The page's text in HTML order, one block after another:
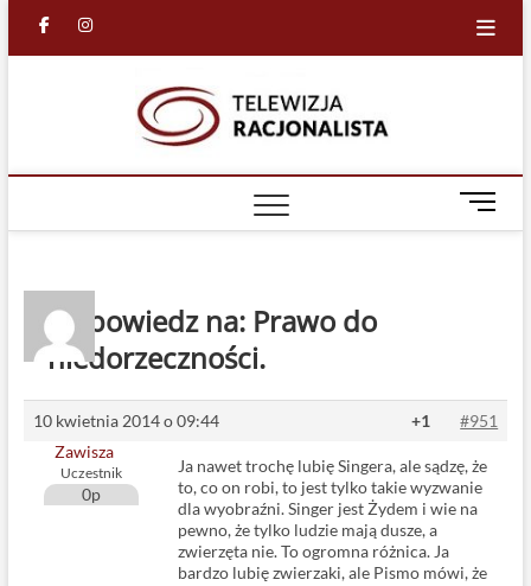
facebook
in
M
e
n
Odpowiedz na: Prawo do
niedorzeczności.
10 kwietnia 2014 o 09:44 #951
+1
Zawisza
Uczestnik
0p
Ja nawet trochę lubię Singera, ale sądzę, że
to, co on robi, to jest tylko takie wyzwanie
dla wyobraźni. Singer jest Żydem i wie na
pewno, że tylko ludzie mają dusze, a
zwierzęta nie. To ogromna różnica. Ja
bardzo lubię zwierzaki, ale Pismo mówi, że